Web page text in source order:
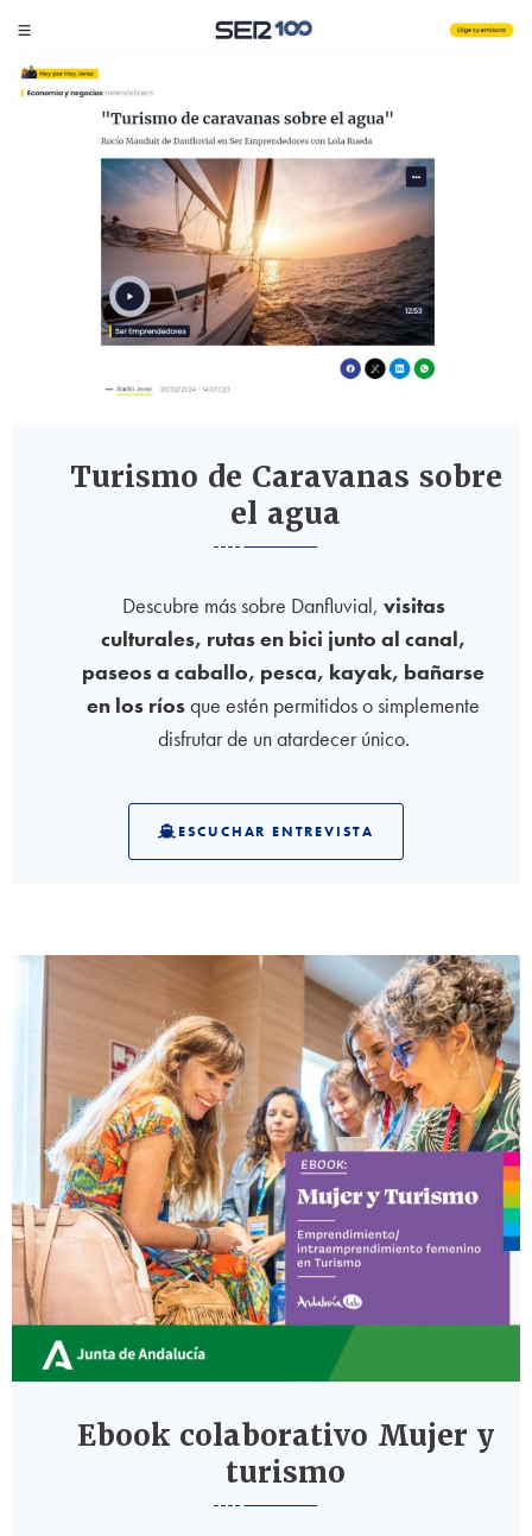
Turismo de Caravanas sobre
el agua
Descubre más sobre Danfluvial, visitas
culturales, rutas en bici junto al canal,
paseos a caballo, pesca, kayak, bañarse
en los ríosque estén permitidos o simplemente
disfrutar de un atardecer único.
ESCUCHAR ENTREVISTA
Ebook colaborativo Mujer y
turismo